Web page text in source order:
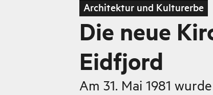
Architektur und Kulturerbe
Die neue
Eidfjord
Am 31. Mai 1981